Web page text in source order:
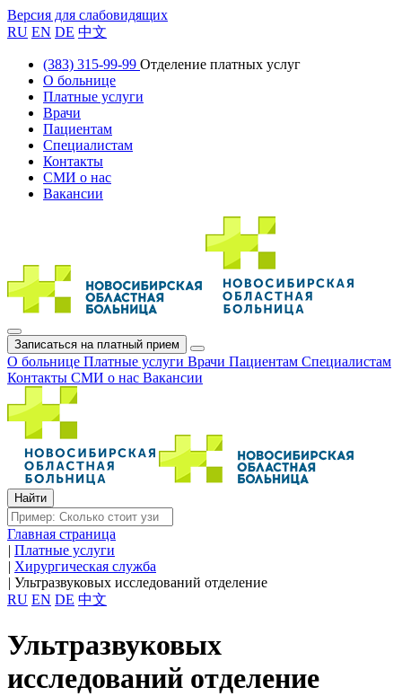
Версия для слабовидящих
RU EN DE 中文
(383) 315-99-99 Отделение платных услуг
О больнице
Платные услуги
Врачи
Пациентам
Специалистам
Контакты
СМИ о нас
Вакансии
Записаться на платный прием
О больнице Платные услуги Врачи Пациентам Специалистам
Контакты СМИ о нас Вакансии
Главная страница
| Платные услуги
| Хирургическая служба
| Ультразвуковых исследований отделение
RU EN DE 中文
Ультразвуковых
исследований отделение